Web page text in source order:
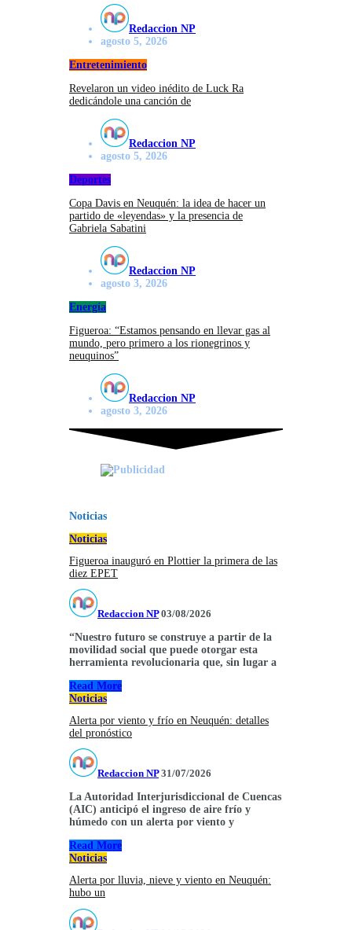
Redaccion NP
agosto 5, 2026
Entretenimiento
Revelaron un video inédito de Luck Ra
dedicándole una canción de
Redaccion NP
agosto 5, 2026
Deportes
Copa Davis en Neuquén: la idea de hacer un
partido de «leyendas» y la presencia de
Gabriela Sabatini
Redaccion NP
agosto 3, 2026
Energía
Figueroa: “Estamos pensando en llevar gas al
mundo, pero primero a los rionegrinos y
neuquinos”
Redaccion NP
agosto 3, 2026
Noticias
Noticias
Figueroa inauguró en Plottier la primera de las
diez EPET
Redaccion NP 03/08/2026
“Nuestro futuro se construye a partir de la
movilidad social que puede otorgar esta
herramienta revolucionaria que, sin lugar a
Read More
Noticias
Alerta por viento y frío en Neuquén: detalles
del pronóstico
Redaccion NP 31/07/2026
La Autoridad Interjurisdiccional de Cuencas
(AIC) anticipó el ingreso de aire frío y
húmedo con un alerta por viento y
Read More
Noticias
Alerta por lluvia, nieve y viento en Neuquén:
hubo un